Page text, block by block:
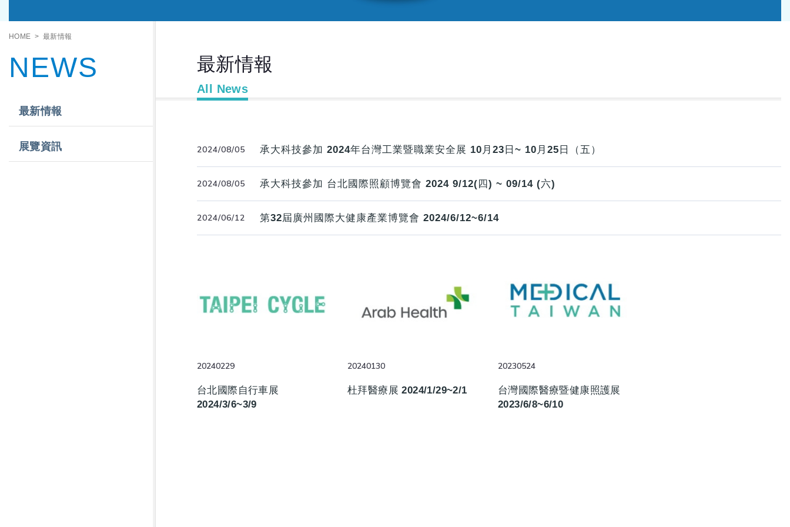
HOME 最新情報
NEWS
最新情報
展覽資訊
最新情報
All News
2024/08/05 承大科技參加 2024年台灣工業暨職業安全展 10月23日~ 10月25日（五）
2024/08/05 承大科技參加 台北國際照顧博覽會 2024 9/12(四) ~ 09/14 (六)
2024/06/12 第32屆廣州國際大健康產業博覽會 2024/6/12~6/14
20240229
台北國際自行車展
2024/3/6~3/9
20240130
杜拜醫療展 2024/1/29~2/1
20230524
台灣國際醫療暨健康照護展
2023/6/8~6/10